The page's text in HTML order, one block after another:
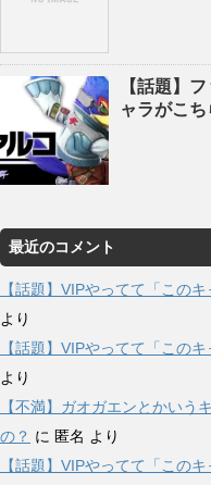
【話題】
ャラがこち
最近のコメント
【話題】VIPやってて「この
より
【話題】VIPやってて「この
より
【不満】ガオガエンとかいう
の？ に 匿名 より
【話題】VIPやってて「この